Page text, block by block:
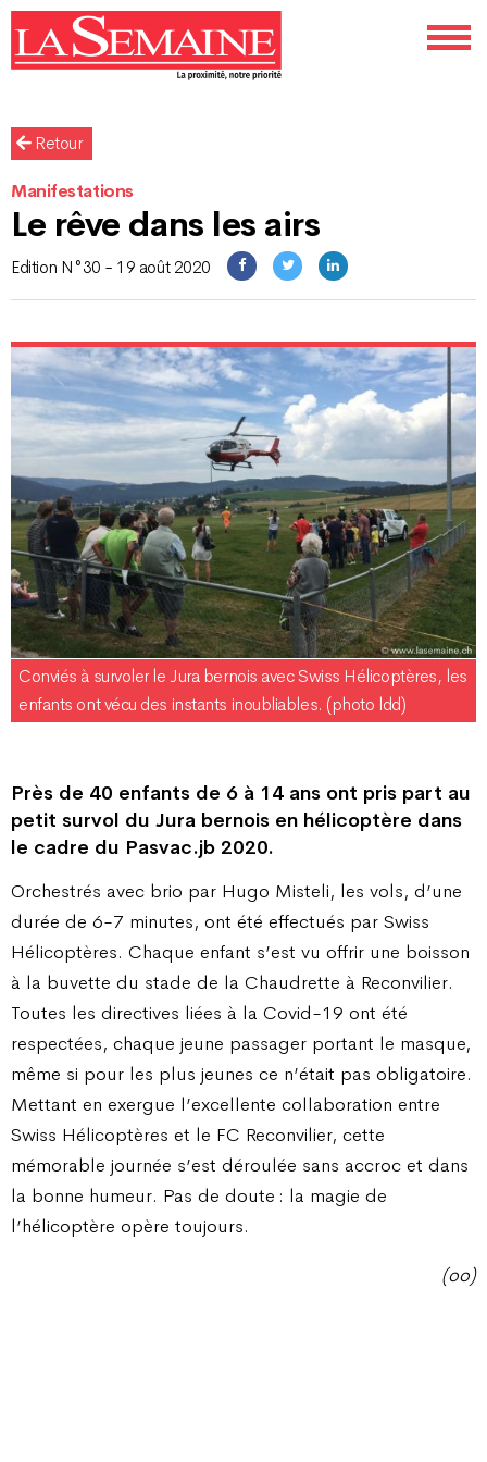
Retour
Manifestations
Le rêve dans les airs
Edition N°30 - 19 août 2020
Conviés à survoler le Jura bernois avec Swiss Hélicoptères, les
enfants ont vécu des instants inoubliables. (photo ldd)
Près de 40 enfants de 6 à 14 ans ont pris part au
petit survol du Jura bernois en hélicoptère dans
le cadre du Pasvac.jb 2020.
Orchestrés avec brio par Hugo Misteli, les vols, d’une
durée de 6-7 minutes, ont été effectués par Swiss
Hélicoptères. Chaque enfant s’est vu offrir une boisson
à la buvette du stade de la Chaudrette à Reconvilier.
Toutes les directives liées à la Covid-19 ont été
respectées, chaque jeune passager portant le masque,
même si pour les plus jeunes ce n’était pas obligatoire.
Mettant en exergue l’excellente collaboration entre
Swiss Hélicoptères et le FC Reconvilier, cette
mémorable journée s’est déroulée sans accroc et dans
la bonne humeur. Pas de doute : la magie de
l’hélicoptère opère toujours.
(oo)